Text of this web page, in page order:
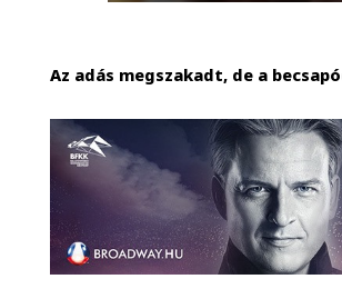
Az adás megszakadt, de a